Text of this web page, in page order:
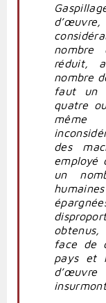
d’œuvre,
nombre
réduit,
nombre
faut un
quatre
même
des
employé
un
face de
pays et